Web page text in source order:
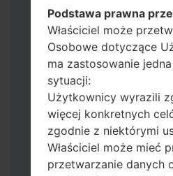
zachować wszystkie
Teraz wyłącz swój
trybu pobierania. Jak
metody:
Naciśnij i
przycisk zwiększania
Bixby.
Naciśnij i
zwiększania i
następnie podłącz
Podstawa prawna
Właściciel może
Osobowe dotyczące
ma zastosowanie
sytuacji:
Użytkownicy wyrazili
więcej konkretnych
zgodnie z niektórymi
Właściciel może mieć
przetwarzanie danych